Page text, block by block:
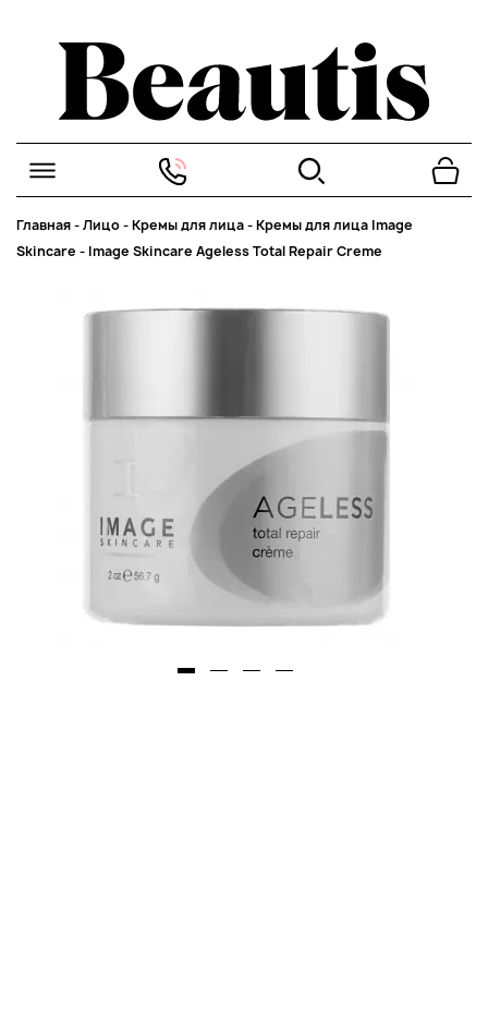
Главная-Лицо-Кремы для лица-Кремы для лица Image
Skincare - Image Skincare Ageless Total Repair Creme